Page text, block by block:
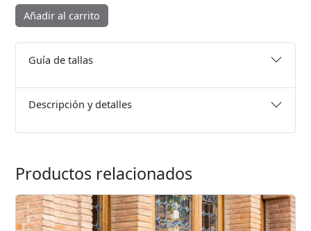
Añadir al carrito
Guía de tallas
Descripción y detalles
Productos relacionados